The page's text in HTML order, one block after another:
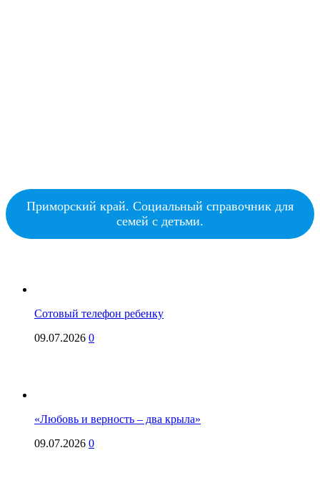
Приморский край. Социальный справочник для
семей с детьми.
Сотовый телефон ребенку
09.07.2026 0
«Любовь и верность – два крыла»
09.07.2026 0